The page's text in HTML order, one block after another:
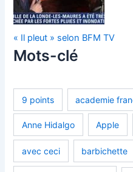
« Il pleut » selon BFM TV
Mots-clé
9 points academie
Anne Hidalgo Apple
avec ceci barbichette